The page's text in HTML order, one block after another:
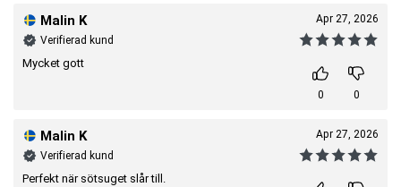
Malin K
Verifierad kund
Mycket gott
Apr 27, 2026
0 0
Malin K
Verifierad kund
Perfekt när sötsuget slår till.
Apr 27, 2026